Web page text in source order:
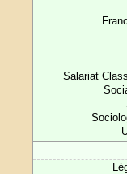
Salariat